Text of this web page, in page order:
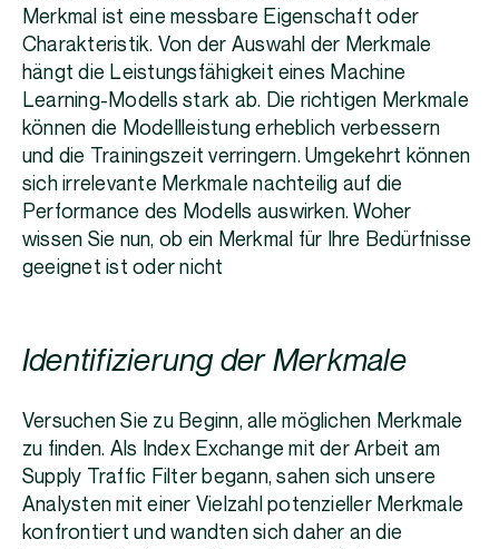
Merkmal ist eine messbare Eigenschaft oder
Charakteristik. Von der Auswahl der Merkmale
hängt die Leistungsfähigkeit eines Machine
Learning-Modells stark ab. Die richtigen Merkmale
können die Modellleistung erheblich verbessern
und die Trainingszeit verringern. Umgekehrt können
sich irrelevante Merkmale nachteilig auf die
Performance des Modells auswirken. Woher
wissen Sie nun, ob ein Merkmal für Ihre Bedürfnisse
geeignet ist oder nicht
Identifizierung der Merkmale
Versuchen Sie zu Beginn, alle möglichen Merkmale
zu finden. Als Index Exchange mit der Arbeit am
Supply Traffic Filter begann, sahen sich unsere
Analysten mit einer Vielzahl potenzieller Merkmale
konfrontiert und wandten sich daher an die